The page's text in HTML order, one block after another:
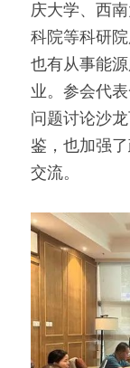
庆大学、西
科院等科研
也有从事能
业。参会代
问题讨论沙
鉴，也加强
交流。